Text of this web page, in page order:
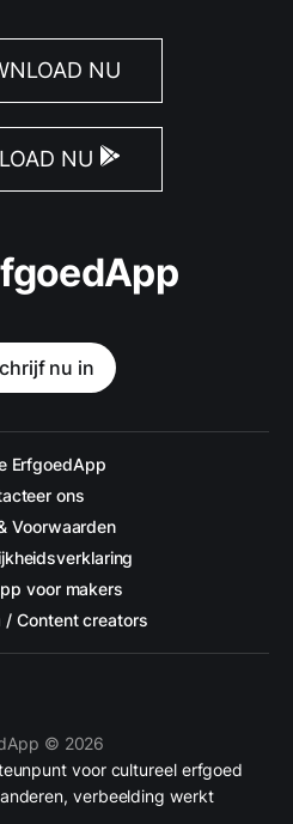
NU
NU
nu in
ErfgoedApp
ons
Voorwaarden
voor makers
/ Content creators
© 2026
voor cultureel erfgoed
verbeelding werkt